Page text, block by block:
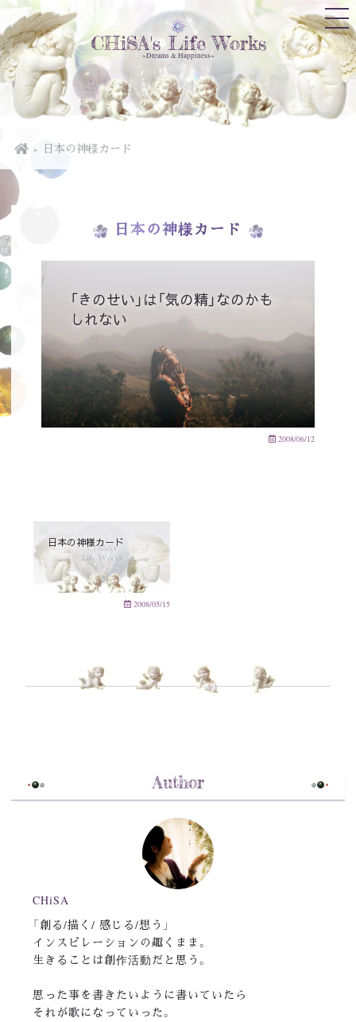
CHiSA's Life Works
~Dreams & Happiness~
日本の神様カード
日本の神様カード
「きのせい」は「気の精」なのかも
しれない
2008/06/12
日本の神様カード
2008/05/15
Author
CHiSA
「創る/描く/ 感じる/想う」
インスピレーションの趣くまま。
生きることは創作活動だと思う。
思った事を書きたいように書いていたら
それが歌になっていった。